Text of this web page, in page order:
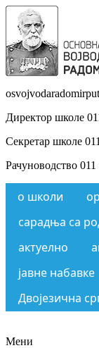
Директор школе
Секретар школе
Рачуноводство
о школи
сарадња са
актуелно
јавне набавке
Двојезична
Мени